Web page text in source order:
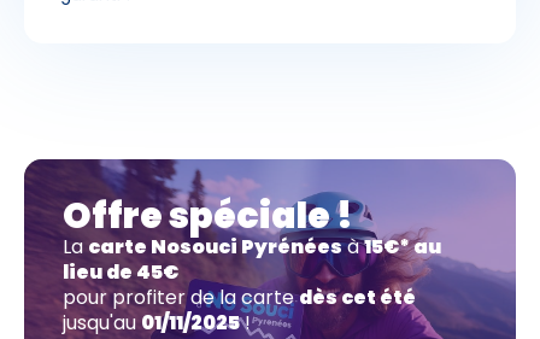
Offre spéciale !
La carte Nosouci Pyrénéesà15€* au
lieu de 45€
pour profiter de la cartedès cet été
jusqu'au01/11/2025!